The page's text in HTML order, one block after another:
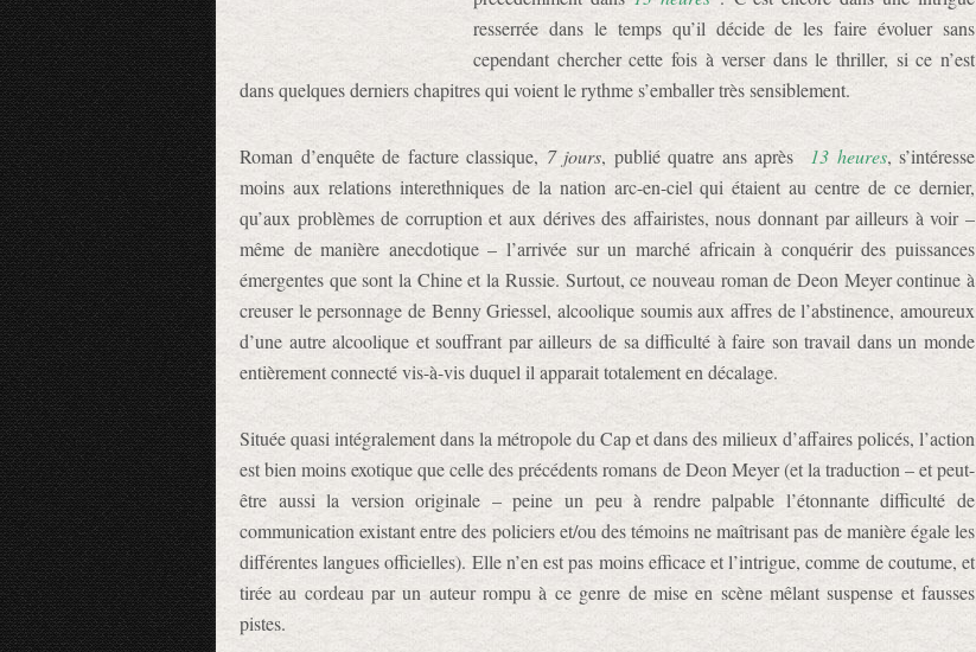
resserrée dans le temps qu’il décide de les faire évoluer sans
cependant chercher cette fois à verser dans le thriller, si ce n’est
dans quelques derniers chapitres qui voient le rythme s’emballer très sensiblement.
Roman d’enquête de facture classique, 7 jours, publié quatre ans après 13 heures, s’intéresse
moins aux relations interethniques de la nation arc-en-ciel qui étaient au centre de ce dernier,
qu’aux problèmes de corruption et aux dérives des affairistes, nous donnant par ailleurs à voir –
même de manière anecdotique – l’arrivée sur un marché africain à conquérir des puissances
émergentes que sont la Chine et la Russie. Surtout, ce nouveau roman de Deon Meyer continue à
creuser le personnage de Benny Griessel, alcoolique soumis aux affres de l’abstinence, amoureux
d’une autre alcoolique et souffrant par ailleurs de sa difficulté à faire son travail dans un monde
entièrement connecté vis-à-vis duquel il apparait totalement en décalage.
Située quasi intégralement dans la métropole du Cap et dans des milieux d’affaires policés, l’action
est bien moins exotique que celle des précédents romans de Deon Meyer (et la traduction – et peut-
être aussi la version originale – peine un peu à rendre palpable l’étonnante difficulté de
communication existant entre des policiers et/ou des témoins ne maîtrisant pas de manière égale les
différentes langues officielles). Elle n’en est pas moins efficace et l’intrigue, comme de coutume, et
tirée au cordeau par un auteur rompu à ce genre de mise en scène mêlant suspense et fausses
pistes.